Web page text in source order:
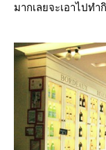
มากเลยจะเอาไปท